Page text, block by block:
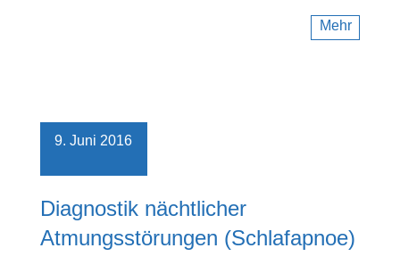
Mehr
9. Juni 2016
Diagnostik nächtlicher
Atmungsstörungen (Schlafapnoe)